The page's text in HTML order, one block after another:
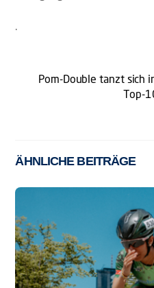
.
Pom-Double tanzt sich
Top-
ÄHNLICHE BEITRÄGE